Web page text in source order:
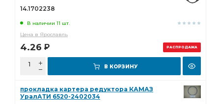
РАСПРОДАЖА
14.1702238
В наличии 11 шт.
Цена в Ярославль
4.26 Р
В КОРЗИНУ
прокладка картера редуктора КАМАЗ
УралАТИ 6520-2402034